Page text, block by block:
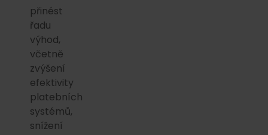
přinést
řadu
výhod,
včetně
zvýšení
efektivity
platebních
systémů,
snížení